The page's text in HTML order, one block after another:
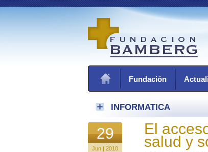
Fundación
INFORMATICA
29
Jun | 2010
El
salud y